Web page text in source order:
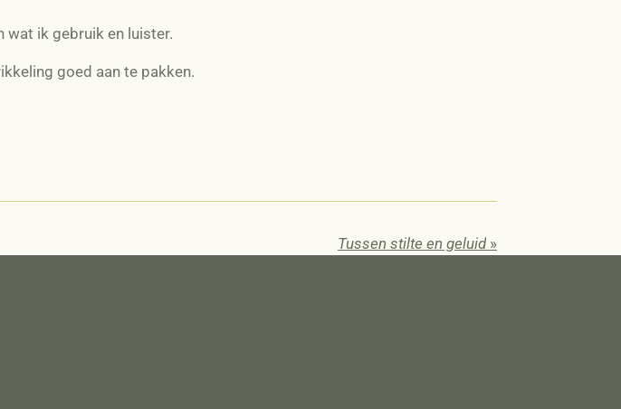
wat ik gebruik en luister.
goed aan te pakken.
Tussen stilte en geluid »